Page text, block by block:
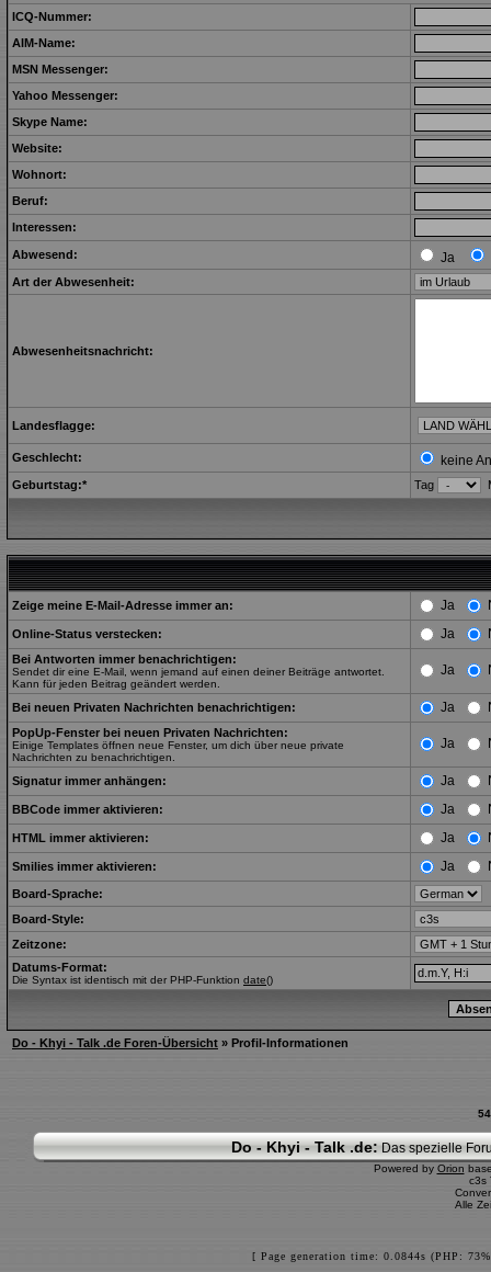
ICQ-Nummer:
AIM-Name:
MSN Messenger:
Yahoo Messenger:
Skype Name:
Website:
Wohnort:
Beruf:
Interessen:
Abwesend: Ja
Art der Abwesenheit:
Abwesenheitsnachricht:
Landesflagge:
Geschlecht: keine
Geburtstag:* Tag
Zeige meine E-Mail-Adresse immer an: Ja
Online-Status verstecken: Ja
Bei Antworten immer benachrichtigen:
Sendet dir eine E-Mail, wenn jemand auf einen deiner Beiträge antwortet.
Kann für jeden Beitrag geändert werden.
Ja
Bei neuen Privaten Nachrichten benachrichtigen: Ja
PopUp-Fenster bei neuen Privaten Nachrichten:
Einige Templates öffnen neue Fenster, um dich über neue private
Nachrichten zu benachrichtigen.
Ja
Signatur immer anhängen: Ja
BBCode immer aktivieren: Ja
HTML immer aktivieren: Ja
Smilies immer aktivieren: Ja
Board-Sprache:
Board-Style:
Zeitzone:
Datums-Format:
Die Syntax ist identisch mit der PHP-Funktion date()
Do - Khyi - Talk .de Foren-Übersicht » Profil-Informationen
Do - Khyi - Talk .de: Das spezielle
Powered by Orion
c3s
Alle
[ Page generation time: 0.0844s (PHP: